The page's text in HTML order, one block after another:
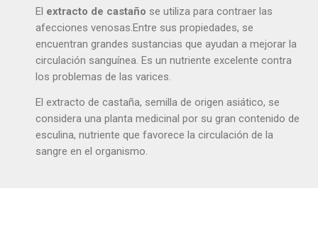
El extracto de castaño se utiliza para contraer las
afecciones venosas.Entre sus propiedades, se
encuentran grandes sustancias que ayudan a mejorar la
circulación sanguínea. Es un nutriente excelente contra
los problemas de las varices.
El extracto de castaña, semilla de origen asiático, se
considera una planta medicinal por su gran contenido de
esculina, nutriente que favorece la circulación de la
sangre en el organismo.